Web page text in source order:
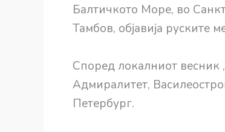
Балтичкото Море, во
Тамбов, објавија руските
Според локалниот весник
Адмиралитет,
Петербург.